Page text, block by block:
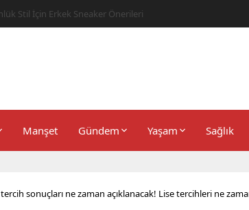
Stil İçin Erkek Sneaker Önerileri
Manşet Gündem Yaşam Sağlık
tercih sonuçları ne zaman açıklanacak! Lise tercihleri ne